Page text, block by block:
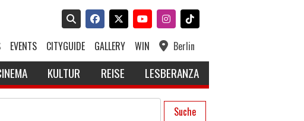
EVENTS CITYGUIDE GALLERY WIN Berlin
KULTUR REISE LESBERANZA